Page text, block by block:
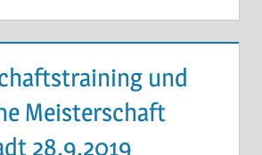
und
Meisterschaft
28.9.2019